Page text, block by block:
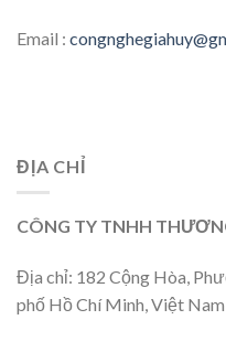
Email :
ĐỊA CHỈ
CÔNG TY TNHH
Địa chỉ: 182 Cộng Hòa,
phố Hồ Chí Minh, Việt Nam